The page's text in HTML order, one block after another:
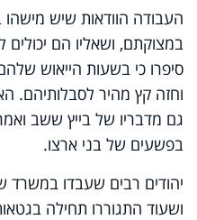
העבודה הוודאות שיש
במצוקתם, ושאליו הם יכולים
סיפרו כי בשעות הייאוש
וחזה קץ מהיר לסבלותיהם.
גם מדבריו של בייץ ששב
בפשעים של בני ארצו.
יהודים רבים שעבדו
ושעוד התגוררו תחילה